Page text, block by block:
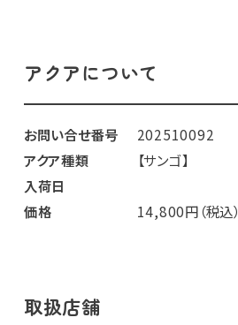
アクアについて
お問い合せ番号
202510092
アクア種類
【サンゴ】
入荷日
価格
14,800円（税込）
取扱店舗